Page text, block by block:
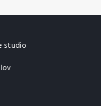
studio